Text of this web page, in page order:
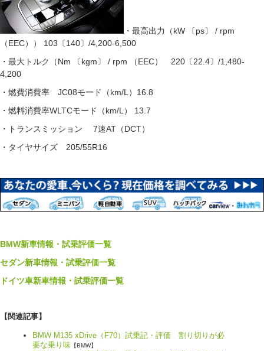
・最高出力（kW 〔ps〕 / rpm
（EEC）） 103〔140〕/4,200-6,500
・最大トルク（Nm 〔kgm〕 / rpm （EEC） 220〔22.4〕/1,480-
4,200
・燃費消費率 JC08モード（km/L）16.8
・燃料消費率WLTCモード（km/L） 13.7
・トランスミッション 7速AT（DCT）
・タイヤサイズ 205/55R16
BMW新車情報・試乗評価一覧
セダン新車情報・試乗評価一覧
ドイツ車新車情報・試乗評価一覧
【関連記事】
BMW M135 xDrive（F70）試乗記・評価 割り切りが必
要な乗り味 【BMW】